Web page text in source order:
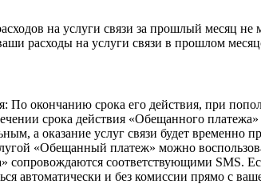
на услуги связи за прошлый месяц
расходы на услуги связи в прошлом
окончанию срока его действия, при
срока действия «Обещанного
а оказание услуг связи будет
«Обещанный платеж» можно
соответствующими SMS.
автоматически и без комиссии прямо с